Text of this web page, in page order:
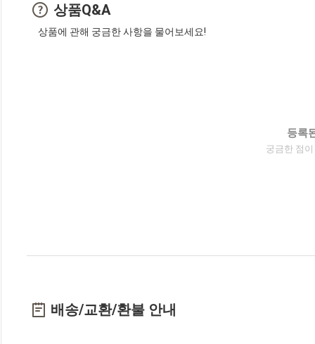
상품Q&A
상품에 관해 궁금한 사항을 물어보세요!
등록
궁금한 점
배송/교환/환불 안내